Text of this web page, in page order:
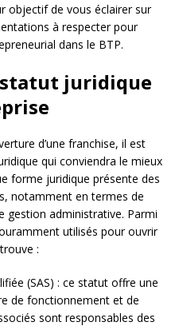
objectif de vous éclairer sur
à respecter pour
dans le BTP.
statut juridique
d’une franchise, il est
qui conviendra le mieux
forme juridique présente des
notamment en termes de
gestion administrative. Parmi
utilisés pour ouvrir
:
(SAS) : ce statut offre une
de fonctionnement et de
sont responsables des